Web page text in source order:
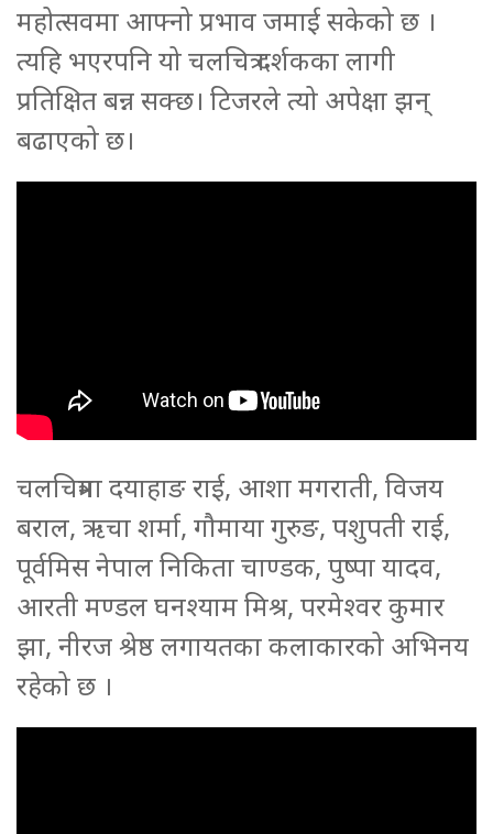
महोत्सवमा आफ्नो प्रभाव जमाई सकेको छ ।
त्यहि भएरपनि यो चलचित्र दर्शकका लागी
प्रतिक्षित बन्न सक्छ। टिजरले त्यो अपेक्षा झन्
बढाएको छ।
चलचित्रमा दयाहाङ राई, आशा मगराती, विजय
बराल, ऋचा शर्मा, गौमाया गुरुङ, पशुपती राई,
पूर्वमिस नेपाल निकिता चाण्डक, पुष्पा यादव,
आरती मण्डल घनश्याम मिश्र, परमेश्वर कुमार
झा, नीरज श्रेष्ठ लगायतका कलाकारको अभिनय
रहेको छ ।